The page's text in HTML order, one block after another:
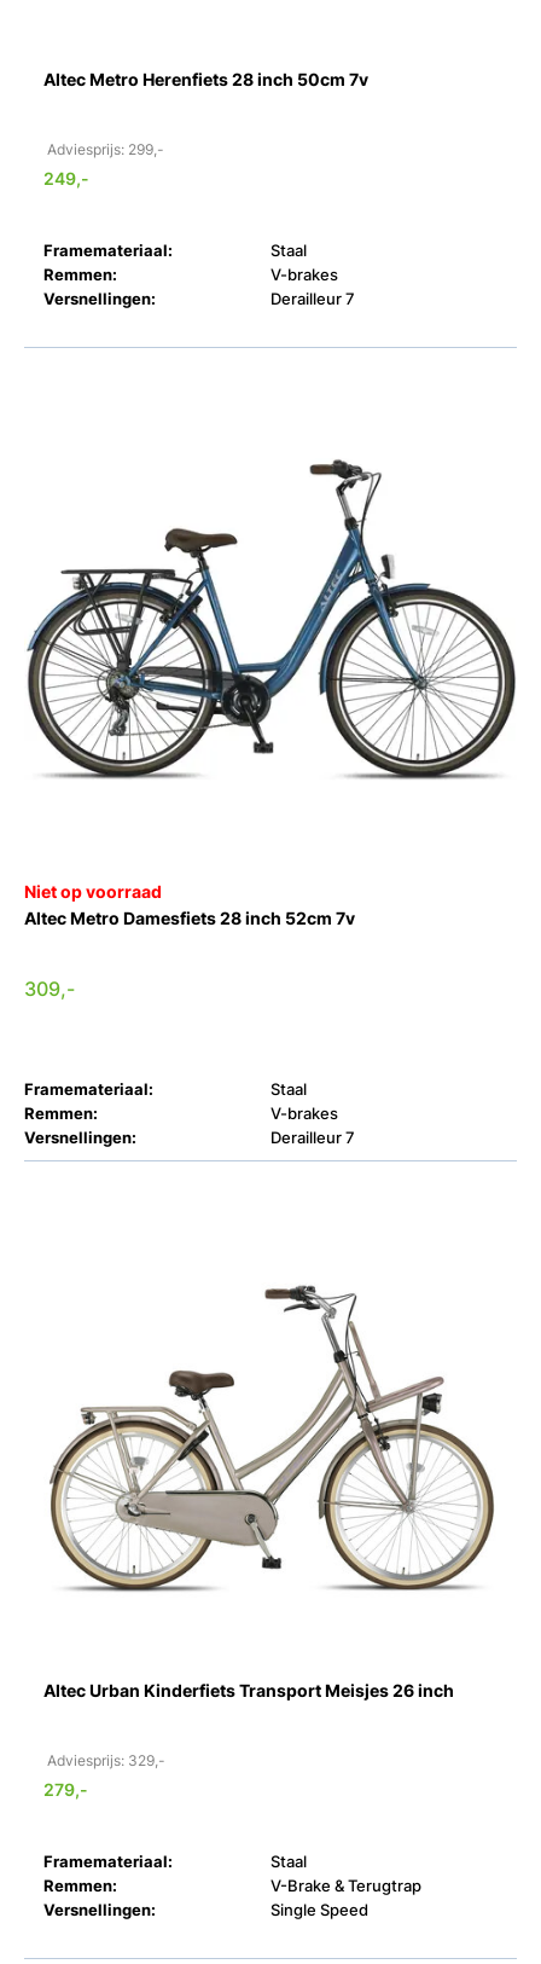
Altec Metro Herenfiets 28 inch 50cm 7v
Adviesprijs: 299,-
249,-
Framemateriaal:
Staal
Remmen:
V-brakes
Versnellingen:
Derailleur 7
Niet op voorraad
Altec Metro Damesfiets 28 inch 52cm 7v
309,-
Framemateriaal:
Staal
Remmen:
V-brakes
Versnellingen:
Derailleur 7
Altec Urban Kinderfiets Transport Meisjes 26 inch
Adviesprijs: 329,-
279,-
Framemateriaal:
Staal
Remmen:
V-Brake & Terugtrap
Versnellingen:
Single Speed